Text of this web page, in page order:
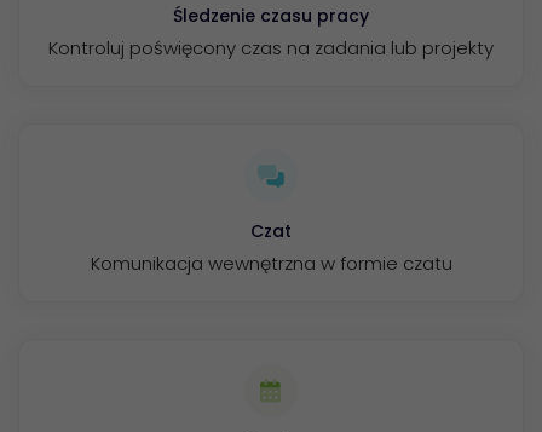
Czat
Komunikacja wewnętrzna w formie czatu
Śledzenie czasu pracy
Kontroluj poświęcony czas na zadania lub projekty